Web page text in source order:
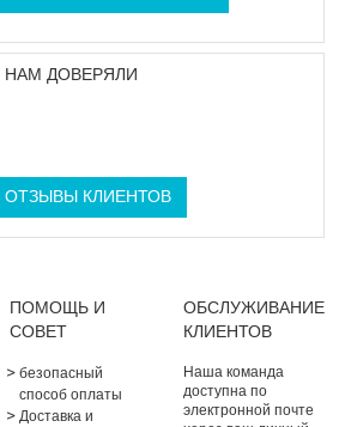
НАМ ДОВЕРЯЛИ
ОТЗЫВЫ КЛИЕНТОВ
ПОМОЩЬ И
СОВЕТ
безопасный
способ оплаты
Доставка и
ОБСЛУЖИВАНИЕ
КЛИЕНТОВ
Наша команда
доступна по
электронной почте